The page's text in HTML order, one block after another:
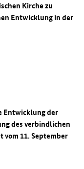
Kirche zu
Entwicklung in der
Entwicklung der
des verbindlichen
vom 11. September